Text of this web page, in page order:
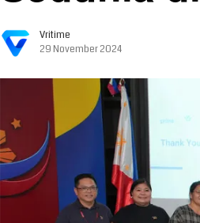
Vritime
29 November 2024